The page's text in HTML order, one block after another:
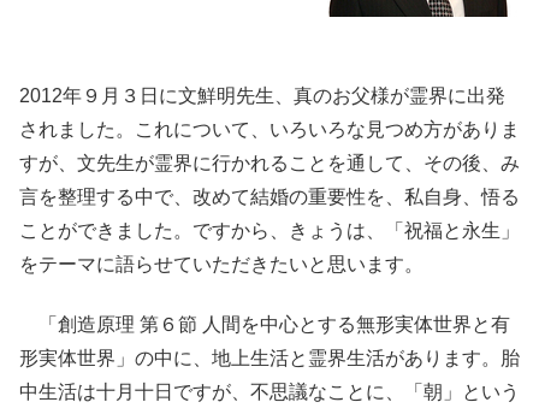
2012年９月３日に文鮮明先生、真のお父様が霊界に出発
されました。これについて、いろいろな見つめ方がありま
すが、文先生が霊界に行かれることを通して、その後、み
言を整理する中で、改めて結婚の重要性を、私自身、悟る
ことができました。ですから、きょうは、「祝福と永生」
をテーマに語らせていただきたいと思います。
「創造原理 第６節 人間を中心とする無形実体世界と有
形実体世界」の中に、地上生活と霊界生活があります。胎
中生活は十月十日ですが、不思議なことに、「朝」という